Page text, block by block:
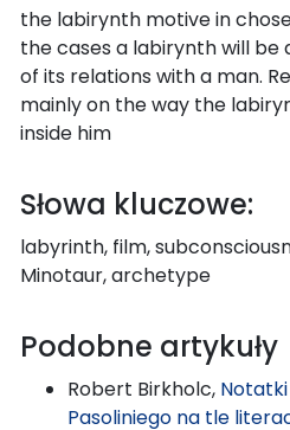
the labirynth motive in
the cases a labirynth will be
of its relations with a man.
mainly on the way the
inside him
Słowa kluczowe:
labyrinth, film,
Minotaur, archetype
Podobne artykuły
Robert Birkholc,
Pasoliniego na tle